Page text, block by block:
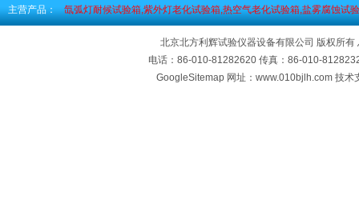
主营产品： 氙弧灯耐候试验箱,紫外灯老化试验箱,热空气老化试验箱,盐雾腐蚀试
北京北方利辉试验仪器设备有限公司 版权所有
电话：86-010-81282620 传真：86-010-
GoogleSitemap 网址：www.010bjlh.com 技